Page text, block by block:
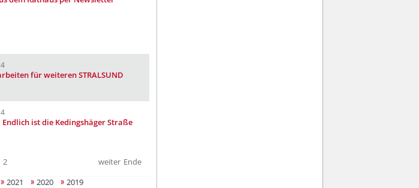
für weiteren STRALSUND
ist die Kedingshäger Straße
2 weiter Ende
2021 2020 2019